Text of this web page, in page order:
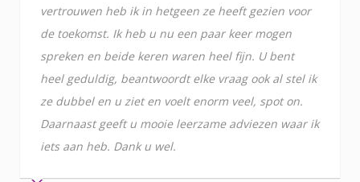
vertrouwen heb ik in hetgeen ze heeft gezien voor
de toekomst. Ik heb u nu een paar keer mogen
spreken en beide keren waren heel fijn. U bent
heel geduldig, beantwoordt elke vraag ook al stel ik
ze dubbel en u ziet en voelt enorm veel, spot on.
Daarnaast geeft u mooie leerzame adviezen waar ik
iets aan heb. Dank u wel.